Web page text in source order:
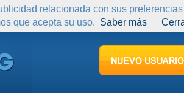
relacionada con sus
que acepta su uso. Saber más